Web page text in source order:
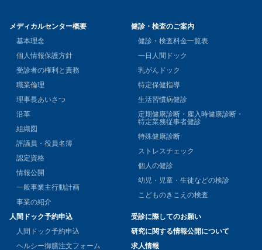
メディカルセンター概要
基本理念
個人情報保護方針
受診者の権利と責務
職業倫理
理事長あいさつ
沿革
組織図
評議員・役員名簿
認定資格
情報公開
一般事業主行動計画
事業の紹介
健診・検査のご案内
健診・検査料金一覧表
一日人間ドック
乳がんドック
特定保健指導
生活習慣病健診
定期健康診断・雇入時健康診断・
特定業務従事者健診
特殊健康診断
ストレスチェック
個人の健診
幼児・児童・生徒などの検診
こどものきこえの検査
人間ドック予約申込
人間ドック予約申込
ヘルシー御膳注文フォーム
受診に際してのお願い
研究に関する情報公開について
求人情報